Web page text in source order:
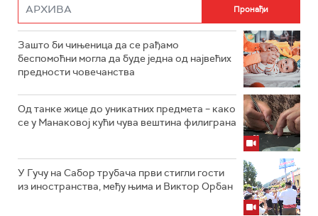
Зашто би чињеница да се рађамо
беспомоћни могла да буде једна од највећих
предности човечанства
Од танке жице до уникатних предмета – како
се у Манаковој кући чува вештина филиграна
У Гучу на Сабор трубача први стигли гости
из иностранства, међу њима и Виктор Орбан